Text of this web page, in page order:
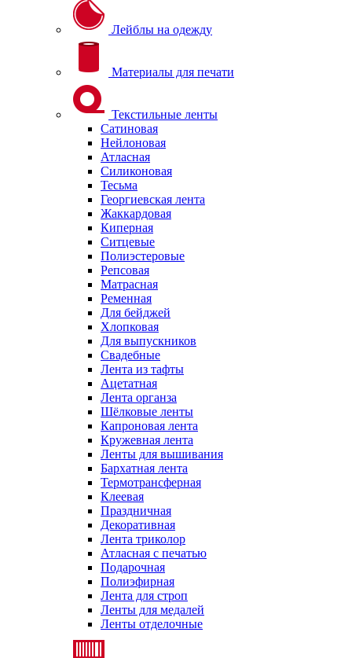
Лейблы на одежду
Материалы для печати
Текстильные ленты
Сатиновая
Нейлоновая
Атласная
Силиконовая
Тесьма
Георгиевская лента
Жаккардовая
Киперная
Ситцевые
Полиэстеровые
Репсовая
Матрасная
Ременная
Для бейджей
Хлопковая
Для выпускников
Свадебные
Лента из тафты
Ацетатная
Лента органза
Шёлковые ленты
Капроновая лента
Кружевная лента
Ленты для вышивания
Бархатная лента
Термотрансферная
Клеевая
Праздничная
Декоративная
Лента триколор
Атласная с печатью
Подарочная
Полиэфирная
Лента для строп
Ленты для медалей
Ленты отделочные